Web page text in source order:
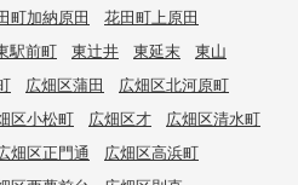
町加納原田
花田町上原田
駅前町 東辻井 東延末
東山
広畑区蒲田
広畑区北河原町
区小松町 広畑区才
広畑区清水町
畑区正門通
広畑区高浜町